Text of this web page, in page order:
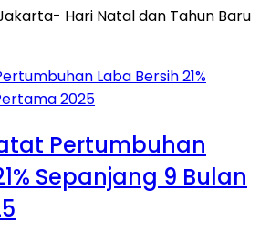
Hari Natal dan Tahun Baru
Pertumbuhan
Sepanjang 9 Bulan